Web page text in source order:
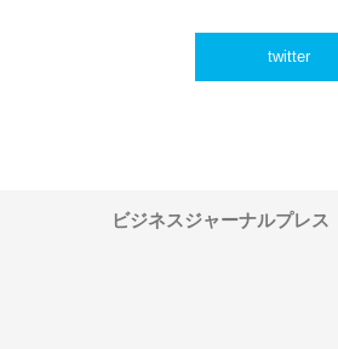
twitter
ビジネスジャーナルプレス